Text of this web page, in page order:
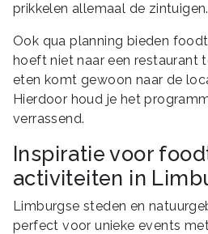
prikkelen allemaal de zintuigen.
Ook qua planning bieden
hoeft niet naar een restaurant
eten komt gewoon naar de
Hierdoor houd je het
verrassend.
Inspiratie voor
activiteiten in
Limburgse steden en
perfect voor unieke events